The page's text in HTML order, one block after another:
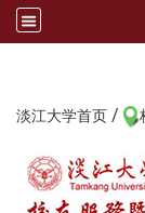
淡江大学首页 /